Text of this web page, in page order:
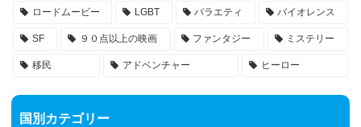
ロードムービー LGBT バラエティ バイオレンス
SF ９０点以上の映画 ファンタジー ミステリー
移民 アドベンチャー ヒーロー
国別カテゴリー